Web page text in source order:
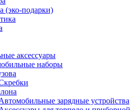
(эко-подарки)
аксессуары
наборы
зарядные устройства